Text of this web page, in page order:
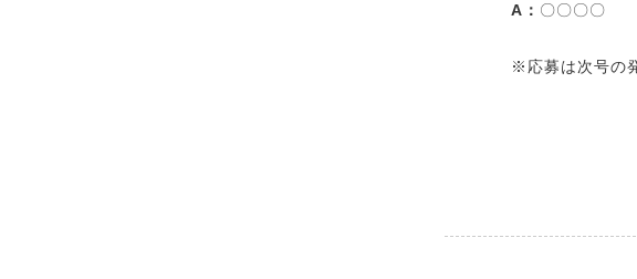
A： 〇〇〇〇
※応募は次号の